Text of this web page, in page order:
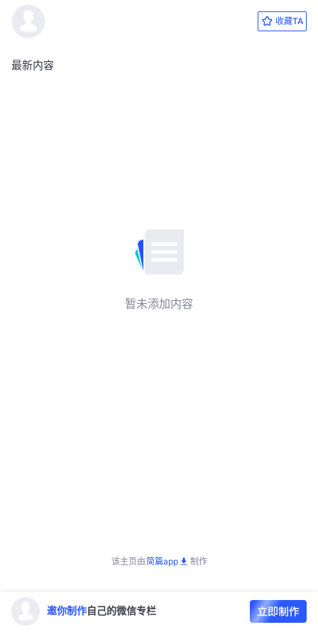
收藏TA
最新内容
暂未添加内容
该主页由简篇app 制作
邀你制作 自己的微信专栏